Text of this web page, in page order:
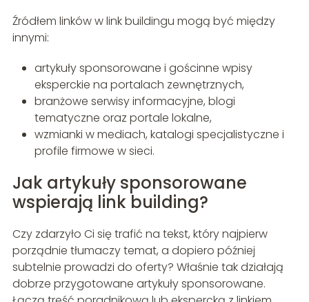
Źródłem linków w link buildingu mogą być między
innymi:
artykuły sponsorowane i gościnne wpisy
eksperckie na portalach zewnętrznych,
branżowe serwisy informacyjne, blogi
tematyczne oraz portale lokalne,
wzmianki w mediach, katalogi specjalistyczne i
profile firmowe w sieci.
Jak artykuły sponsorowane
wspierają link building?
Czy zdarzyło Ci się trafić na tekst, który najpierw
porządnie tłumaczy temat, a dopiero później
subtelnie prowadzi do oferty? Właśnie tak działają
dobrze przygotowane artykuły sponsorowane.